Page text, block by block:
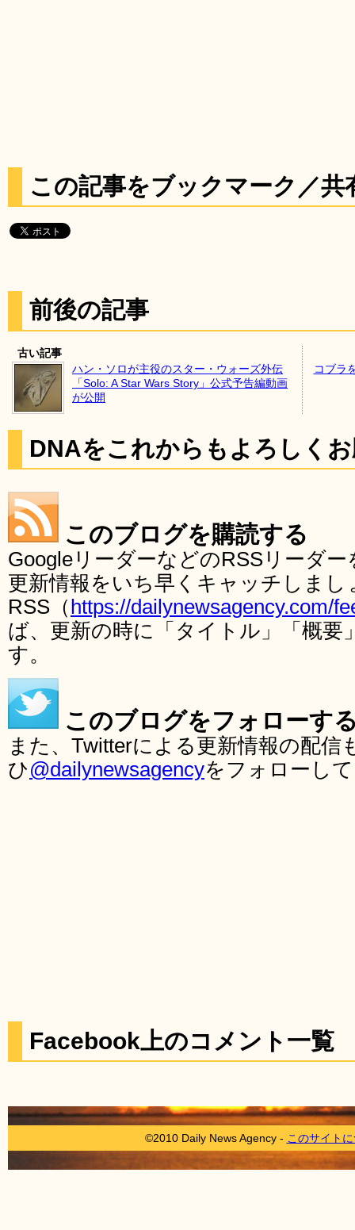
この記事をブックマーク／共
前後の記事
古い記事
ハン・ソロが主役のスター・ウォーズ外伝
「Solo: A Star Wars Story」公式予告編動画
が公開
コブラ
DNAをこれからもよろしく
このブログを購読する
GoogleリーダーなどのRSSリーダ
更新情報をいち早くキャッチしま
RSS（ https://dailynewsagency.com/
ば、更新の時に「タイトル」「概要
す。
このブログをフォローす
また、Twitterによる更新情報の配
ひ@dailynewsagencyをフォローし
Facebook上のコメント一覧
©2010 Daily News Agency - このサイト